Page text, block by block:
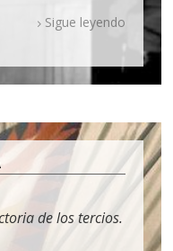
Sigue leyendo
de los tercios.